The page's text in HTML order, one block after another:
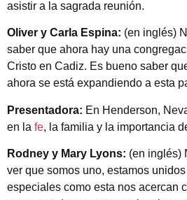
asistir a la sagrada reunión.
Oliver y Carla Espina: (en inglés)
saber que ahora hay una
Cristo en Cadiz. Es bueno saber
ahora se está expandiendo a esta
Presentadora: En Henderson,
en la fe, la familia y la importancia
Rodney y Mary Lyons: (en inglés)
ver que somos uno, estamos
especiales como esta nos acercan